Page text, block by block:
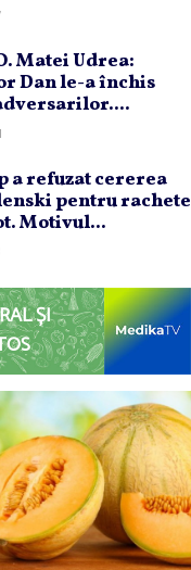
Matei Udrea:
Dan le-a închis
a refuzat cererea
pentru rachete
Motivul...
ȘI